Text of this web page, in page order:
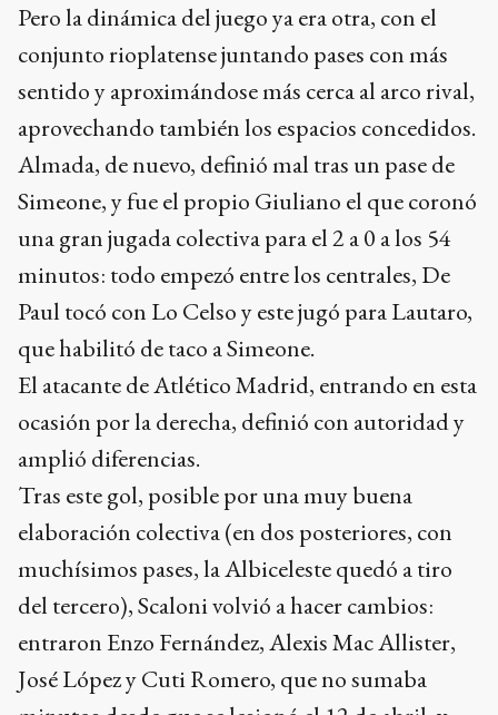
Pero la dinámica del juego ya era otra, con el
conjunto rioplatense juntando pases con más
sentido y aproximándose más cerca al arco rival,
aprovechando también los espacios concedidos.
Almada, de nuevo, definió mal tras un pase de
Simeone, y fue el propio Giuliano el que coronó
una gran jugada colectiva para el 2 a 0 a los 54
minutos: todo empezó entre los centrales, De
Paul tocó con Lo Celso y este jugó para Lautaro,
que habilitó de taco a Simeone.
El atacante de Atlético Madrid, entrando en esta
ocasión por la derecha, definió con autoridad y
amplió diferencias.
Tras este gol, posible por una muy buena
elaboración colectiva (en dos posteriores, con
muchísimos pases, la Albiceleste quedó a tiro
del tercero), Scaloni volvió a hacer cambios:
entraron Enzo Fernández, Alexis Mac Allister,
José López y Cuti Romero, que no sumaba